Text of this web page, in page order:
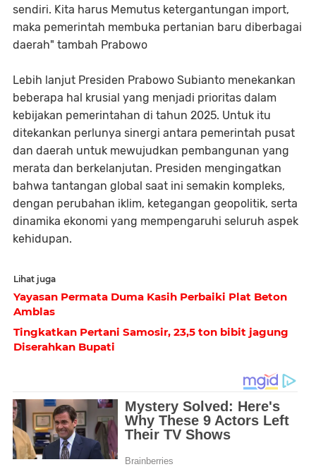
sendiri. Kita harus Memutus ketergantungan import,
maka pemerintah membuka pertanian baru diberbagai
daerah" tambah Prabowo
Lebih lanjut Presiden Prabowo Subianto menekankan
beberapa hal krusial yang menjadi prioritas dalam
kebijakan pemerintahan di tahun 2025. Untuk itu
ditekankan perlunya sinergi antara pemerintah pusat
dan daerah untuk mewujudkan pembangunan yang
merata dan berkelanjutan. Presiden mengingatkan
bahwa tantangan global saat ini semakin kompleks,
dengan perubahan iklim, ketegangan geopolitik, serta
dinamika ekonomi yang mempengaruhi seluruh aspek
kehidupan.
Lihat juga
Yayasan Permata Duma Kasih Perbaiki Plat Beton
Amblas
Tingkatkan Pertani Samosir, 23,5 ton bibit jagung
Diserahkan Bupati